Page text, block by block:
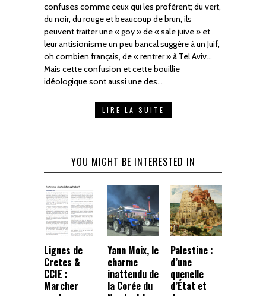
confuses comme ceux qui les profèrent; du vert,
du noir, du rouge et beaucoup de brun, ils
peuvent traiter une « goy » de « sale juive » et
leur antisionisme un peu bancal suggère à un Juif,
oh combien français, de « rentrer » à Tel Aviv…
Mais cette confusion et cette bouillie
idéologique sont aussi une des…
LIRE LA SUITE
YOU MIGHT BE INTERESTED IN
Lignes de
Cretes &
CCIE :
Marcher
Yann Moix, le
charme
inattendu de
la Corée du
Palestine :
d’une
quenelle
d’État et